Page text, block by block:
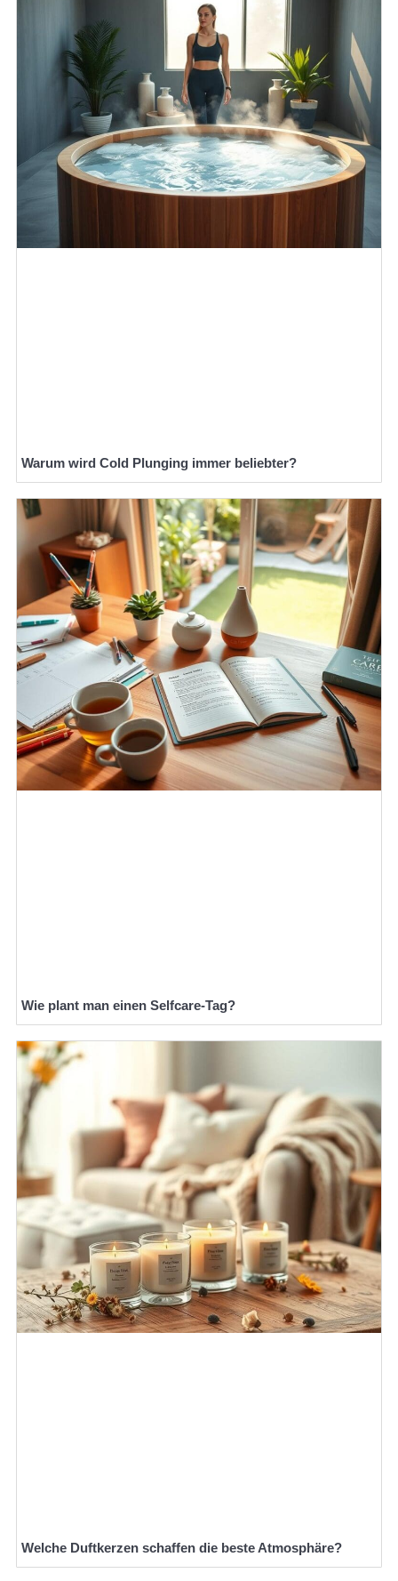
Warum wird Cold Plunging immer beliebter?
Wie plant man einen Selfcare-Tag?
Welche Duftkerzen schaffen die beste Atmosphäre?